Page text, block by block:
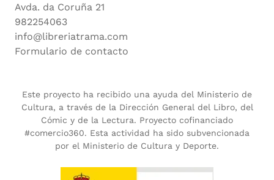
Avda. da Coruña 21
982254063
info@libreriatrama.com
Formulario de contacto
Este proyecto ha recibido una ayuda del Ministerio de
Cultura, a través de la Dirección General del Libro, del
Cómic y de la Lectura. Proyecto cofinanciado
#comercio360. Esta actividad ha sido subvencionada
por el Ministerio de Cultura y Deporte.